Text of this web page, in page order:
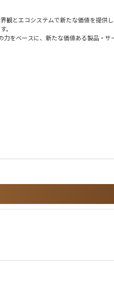
とエコシステムで新たな価値を提供
。
をベースに、新たな価値ある製品・
、その中に画像データ解析を軸とした
業務を担当いただきます。
アを形にし、実績を残してきました